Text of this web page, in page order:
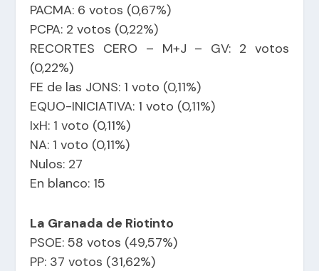
PACMA: 6 votos (0,67%)
PCPA: 2 votos (0,22%)
RECORTES CERO – M+J – GV: 2 votos
(0,22%)
FE de las JONS: 1 voto (0,11%)
EQUO-INICIATIVA: 1 voto (0,11%)
IxH: 1 voto (0,11%)
NA: 1 voto (0,11%)
Nulos: 27
En blanco: 15
La Granada de Riotinto
PSOE: 58 votos (49,57%)
PP: 37 votos (31,62%)